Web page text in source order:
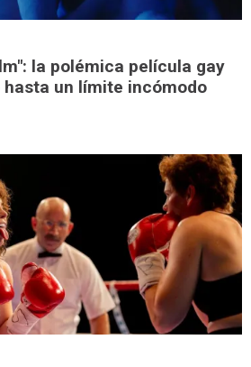
la polémica película gay
hasta un límite incómodo